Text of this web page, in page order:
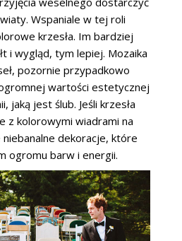
Wspaniale w tej roli
krzesła. Im bardziej
i wygląd, tym lepiej. Mozaika
pozornie przypadkowo
wartości estetycznej
jaką jest ślub. Jeśli krzesła
z kolorowymi wiadrami na
dekoracje, które
ogromu barw i energii.